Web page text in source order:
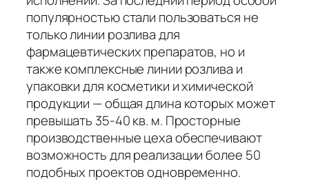
популярностью стали пользоваться не
только линии розлива для
фармацевтических препаратов, но и
также комплексные линии розлива и
упаковки для косметики и химической
продукции — общая длина которых может
превышать 35-40 кв. м. Просторные
производственные цеха обеспечивают
возможность для реализации более 50
подобных проектов одновременно.